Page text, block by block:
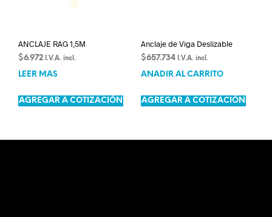
ANCLAJE RAG 1,5M
$6.972 I.V.A. incl.
LEER MÁS
AGREGAR A COTIZACIÓN
Anclaje de Viga Deslizable
$657.734 I.V.A. incl.
AÑADIR AL CARRITO
AGREGAR A COTIZACIÓN